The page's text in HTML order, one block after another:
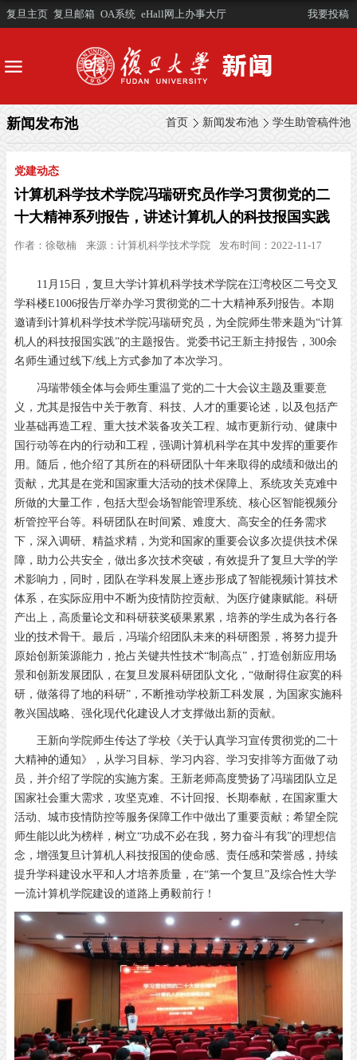
复旦主页 复旦邮箱 OA系统 eHall网上办事大厅 我要投稿
首页 新闻发布池 学生助管稿件池
新闻发布池
党建动态
计算机科学技术学院冯瑞研究员作学习贯彻党的二
十大精神系列报告，讲述计算机人的科技报国实践
作者： 徐敬楠 来源： 计算机科学技术学院 发布时间：2022-11-17
11月15日，复旦大学计算机科学技术学院在江湾校区二号交叉
学科楼E1006报告厅举办学习贯彻党的二十大精神系列报告。本期
邀请到计算机科学技术学院冯瑞研究员，为全院师生带来题为“计算
机人的科技报国实践”的主题报告。党委书记王新主持报告，300余
名师生通过线下/线上方式参加了本次学习。
冯瑞带领全体与会师生重温了党的二十大会议主题及重要意
义，尤其是报告中关于教育、科技、人才的重要论述，以及包括产
业基础再造工程、重大技术装备攻关工程、城市更新行动、健康中
国行动等在内的行动和工程，强调计算机科学在其中发挥的重要作
用。随后，他介绍了其所在的科研团队十年来取得的成绩和做出的
贡献，尤其是在党和国家重大活动的技术保障上、系统攻关克难中
所做的大量工作，包括大型会场智能管理系统、核心区智能视频分
析管控平台等。科研团队在时间紧、难度大、高安全的任务需求
下，深入调研、精益求精，为党和国家的重要会议多次提供技术保
障，助力公共安全，做出多次技术突破，有效提升了复旦大学的学
术影响力，同时，团队在学科发展上逐步形成了智能视频计算技术
体系，在实际应用中不断为疫情防控贡献、为医疗健康赋能。科研
产出上，高质量论文和科研获奖硕果累累，培养的学生成为各行各
业的技术骨干。最后，冯瑞介绍团队未来的科研图景，将努力提升
原始创新策源能力，抢占关键共性技术“制高点”，打造创新应用场
景和创新发展团队，在复旦发展科研团队文化，“做耐得住寂寞的科
研，做落得了地的科研”，不断推动学校新工科发展，为国家实施科
教兴国战略、强化现代化建设人才支撑做出新的贡献。
王新向学院师生传达了学校《关于认真学习宣传贯彻党的二十
大精神的通知》，从学习目标、学习内容、学习安排等方面做了动
员，并介绍了学院的实施方案。王新老师高度赞扬了冯瑞团队立足
国家社会重大需求，攻坚克难、不计回报、长期奉献，在国家重大
活动、城市疫情防控等服务保障工作中做出了重要贡献；希望全院
师生能以此为榜样，树立“功成不必在我，努力奋斗有我”的理想信
念，增强复旦计算机人科技报国的使命感、责任感和荣誉感，持续
提升学科建设水平和人才培养质量，在“第一个复旦”及综合性大学
一流计算机学院建设的道路上勇毅前行！